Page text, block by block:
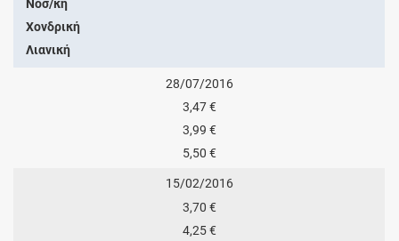
Νοσ/κή
Χονδρική
Λιανική
28/07/2016
3,47 €
3,99 €
5,50 €
15/02/2016
3,70 €
4,25 €